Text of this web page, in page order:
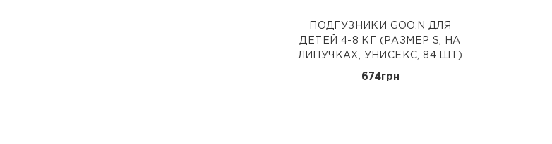
ПОДГУЗНИКИ GOO.N ДЛЯ
ДЕТЕЙ 4-8 КГ (РАЗМЕР S, НА
ЛИПУЧКАХ, УНИСЕКС, 84 ШТ)
674грн